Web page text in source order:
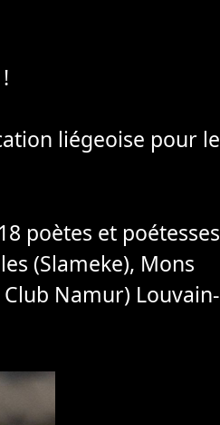
liégeoise pour le
poètes et poétesses
(Slameke), Mons
Namur) Louvain-